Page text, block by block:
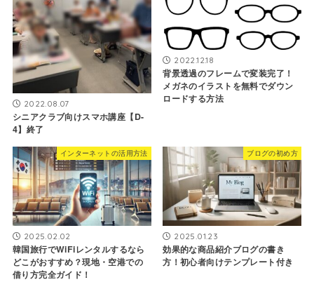
2022.08.07
シニアクラブ向けスマホ講座【D-
4】終了
2022.12.18
背景透過のフレームで変装完了！
メガネのイラストを無料でダウン
ロードする方法
インターネットの活用方法
2025.02.02
韓国旅行でWiFiレンタルするなら
どこがおすすめ？現地・空港での
借り方完全ガイド！
ブログの初め方
2025.01.23
効果的な商品紹介ブログの書き
方！初心者向けテンプレート付き